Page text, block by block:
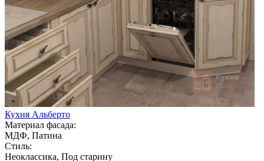
Кухня Альберто
Материал фасада:
МДФ, Патина
Стиль:
Неоклассика, Под старину